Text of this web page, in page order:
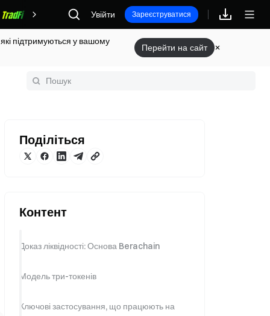
Винагороди
Увійти Зареєструватися
підтримуються у вашому
Перейти на сайт
Поділіться
Контент
Доказ ліквідності: Основа Berachain
Модель три-токенів
Ключові застосування, що працюють на